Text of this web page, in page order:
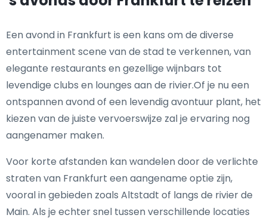
Een avond in Frankfurt is een kans om de diverse
entertainment scene van de stad te verkennen, van
elegante restaurants en gezellige wijnbars tot
levendige clubs en lounges aan de rivier.Of je nu een
ontspannen avond of een levendig avontuur plant, het
kiezen van de juiste vervoerswijze zal je ervaring nog
aangenamer maken.
Voor korte afstanden kan wandelen door de verlichte
straten van Frankfurt een aangename optie zijn,
vooral in gebieden zoals Altstadt of langs de rivier de
Main. Als je echter snel tussen verschillende locaties